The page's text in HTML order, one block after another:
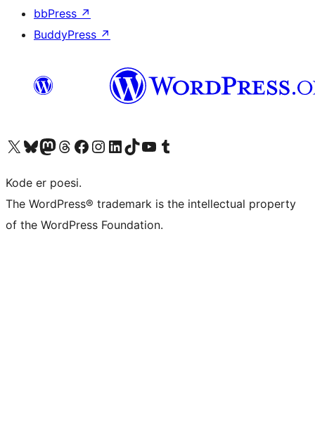
bbPress ↗
BuddyPress ↗
Besøk vår konto på X Visit our Bluesky account
Besøk vår Mastodon-konto
Visit our Threads account
Besøk vår Facebook-sideBesøk vår Instagram-konto
Besøk vår LinkedIn-konto
Visit our TikTok account
Visit our YouTube channel
Visit our Tumblr account
Kode er poesi.
The WordPress® trademark is the intellectual property
of the WordPress Foundation.